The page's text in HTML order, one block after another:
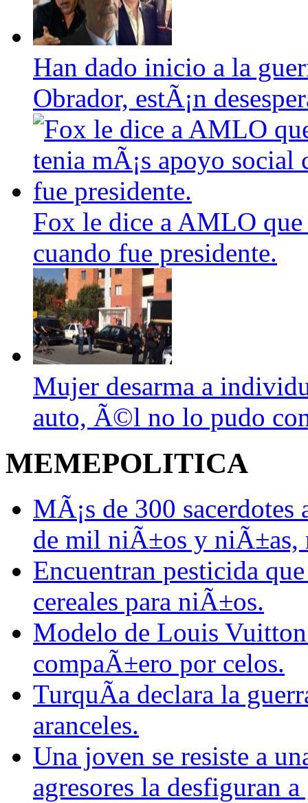
Han dado inicio a la
Obrador, estÃ¡n
Fox le dice a AMLO
cuando fue presidente.
Mujer desarma a
auto, Ã©l no lo pudo
MEMEPOLITICA
MÃ¡s de 300 sacerdotes
de mil niÃ±os y niÃ±as,
Encuentran pesticida
cereales para niÃ±os.
Modelo de Louis
compaÃ±ero por celos.
TurquÃ­a declara la
aranceles.
Una joven se resiste a
agresores la desfiguran